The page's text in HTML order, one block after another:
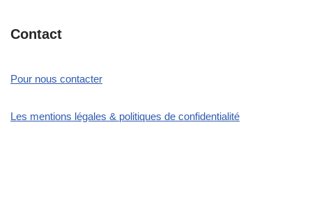
Contact
Pour nous contacter
Les mentions légales & politiques de confidentialité